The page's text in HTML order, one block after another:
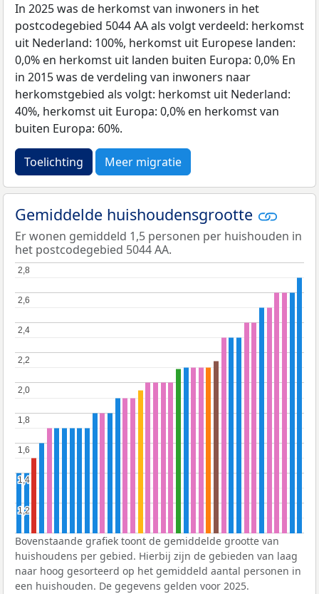
In 2025 was de herkomst van inwoners in het
postcodegebied 5044 AA als volgt verdeeld: herkomst
uit Nederland: 100%, herkomst uit Europese landen:
0,0% en herkomst uit landen buiten Europa: 0,0% En
in 2015 was de verdeling van inwoners naar
herkomstgebied als volgt: herkomst uit Nederland:
40%, herkomst uit Europa: 0,0% en herkomst van
buiten Europa: 60%.
Toelichting Meer migratie
Gemiddelde huishoudensgrootte
Er wonen gemiddeld 1,5 personen per huishouden in
het postcodegebied 5044 AA.
1,2
1,2
1,4
1,4
1,6
1,6
1,8
1,8
2,0
2,0
2,2
2,2
2,4
2,4
2,6
2,6
2,8
2,8
Bovenstaande grafiek toont de gemiddelde grootte van
huishoudens per gebied. Hierbij zijn de gebieden van laag
naar hoog gesorteerd op het gemiddeld aantal personen in
een huishouden. De gegevens gelden voor 2025.